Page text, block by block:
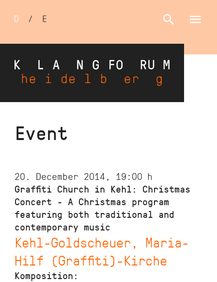
Skip
Sprachumschalter
D / E
Event
20. December 2014, 19:00 h
Graffiti Church in Kehl: Christmas
Concert - A Christmas program
featuring both traditional and
contemporary music
Kehl-Goldscheuer, Maria-
Hilf (Graffiti)-Kirche
Komposition: